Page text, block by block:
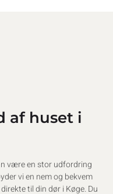
af huset i
være en stor udfordring
vi en nem og bekvem
til din dør i Køge. Du